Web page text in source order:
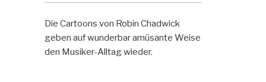
Die Cartoons von Robin Chadwick
geben auf wunderbar amüsante Weise
den Musiker-Alltag wieder.